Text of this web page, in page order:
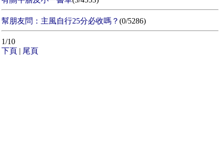
幫朋友問：主風自行25分必收嗎？ (0/5286)
1/10
下頁 | 尾頁